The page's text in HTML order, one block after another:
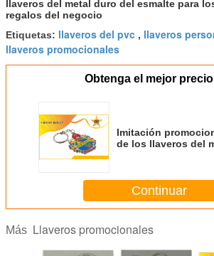
Etiquetas: llaveros del pvc , llaveros
llaveros promocionales
Obtenga el mejor
Imitación
de los llaveros del
Continuar
Más Llaveros promocionales